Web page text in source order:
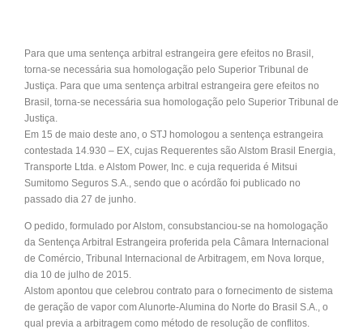
Para que uma sentença arbitral estrangeira gere efeitos no Brasil,
torna-se necessária sua homologação pelo Superior Tribunal de
Justiça. Para que uma sentença arbitral estrangeira gere efeitos no
Brasil, torna-se necessária sua homologação pelo Superior Tribunal de
Justiça.
Em 15 de maio deste ano, o STJ homologou a sentença estrangeira
contestada 14.930 – EX, cujas Requerentes são Alstom Brasil Energia,
Transporte Ltda. e Alstom Power, Inc. e cuja requerida é Mitsui
Sumitomo Seguros S.A., sendo que o acórdão foi publicado no
passado dia 27 de junho.
O pedido, formulado por Alstom, consubstanciou-se na homologação
da Sentença Arbitral Estrangeira proferida pela Câmara Internacional
de Comércio, Tribunal Internacional de Arbitragem, em Nova Iorque,
dia 10 de julho de 2015.
Alstom apontou que celebrou contrato para o fornecimento de sistema
de geração de vapor com Alunorte-Alumina do Norte do Brasil S.A., o
qual previa a arbitragem como método de resolução de conflitos.